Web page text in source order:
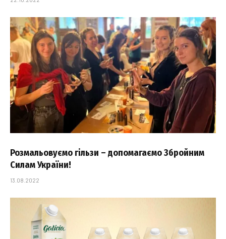
Розмальовуємо гільзи – допомагаємо Збройним
Силам України!
13.08.2022